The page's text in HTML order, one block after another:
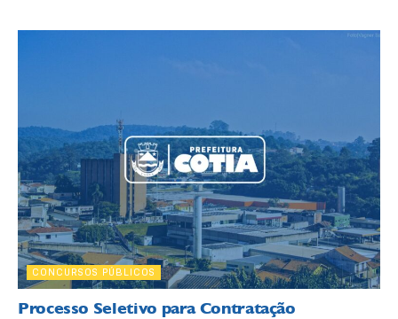
CONCURSOS PÚBLICOS
Processo Seletivo para Contratação